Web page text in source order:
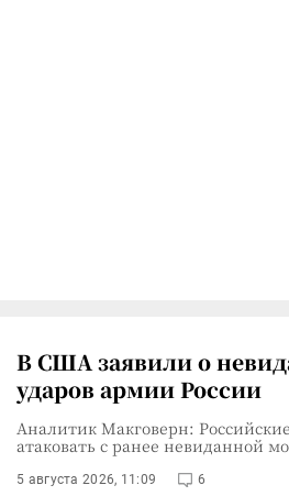
В США заявили о
ударов армии России
Аналитик Макговерн:
атаковать с ранее невиданной
5 августа 2026, 11:09 6